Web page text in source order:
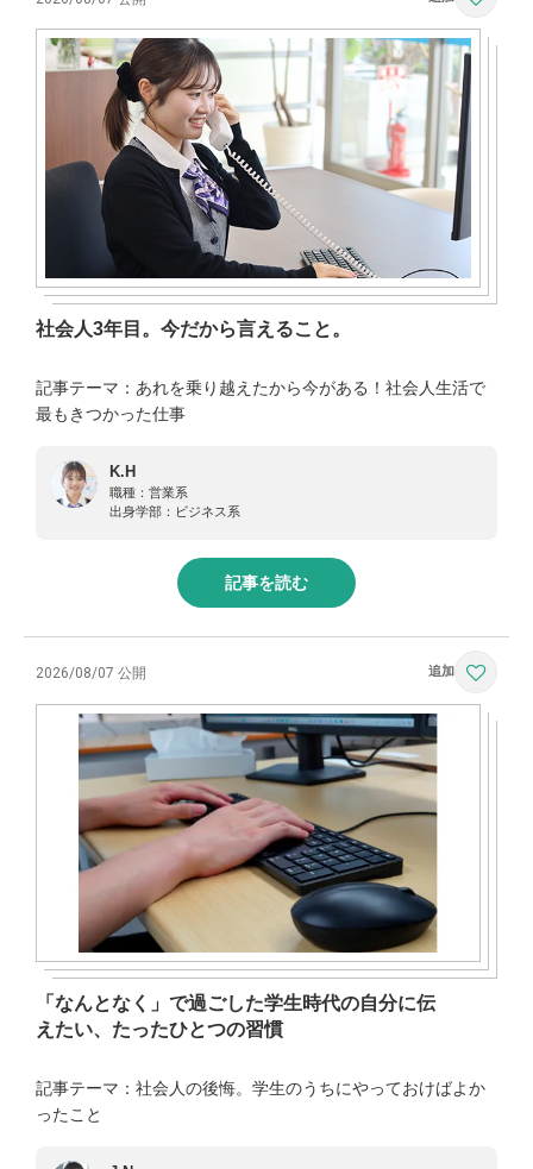
社会人3年目。今だから言えること。
記事テーマ：あれを乗り越えたから今がある！社会人生活で
最もきつかった仕事
K.H
職種： 営業系
出身学部： ビジネス系
記事を読む
2026/08/07 公開
「なんとなく」で過ごした学生時代の自分に伝
えたい、たったひとつの習慣
記事テーマ：社会人の後悔。学生のうちにやっておけばよか
ったこと